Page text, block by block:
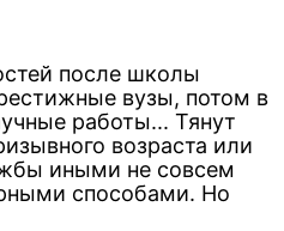
после школы
вузы, потом в
работы... Тянут
возраста или
иными не совсем
способами. Но